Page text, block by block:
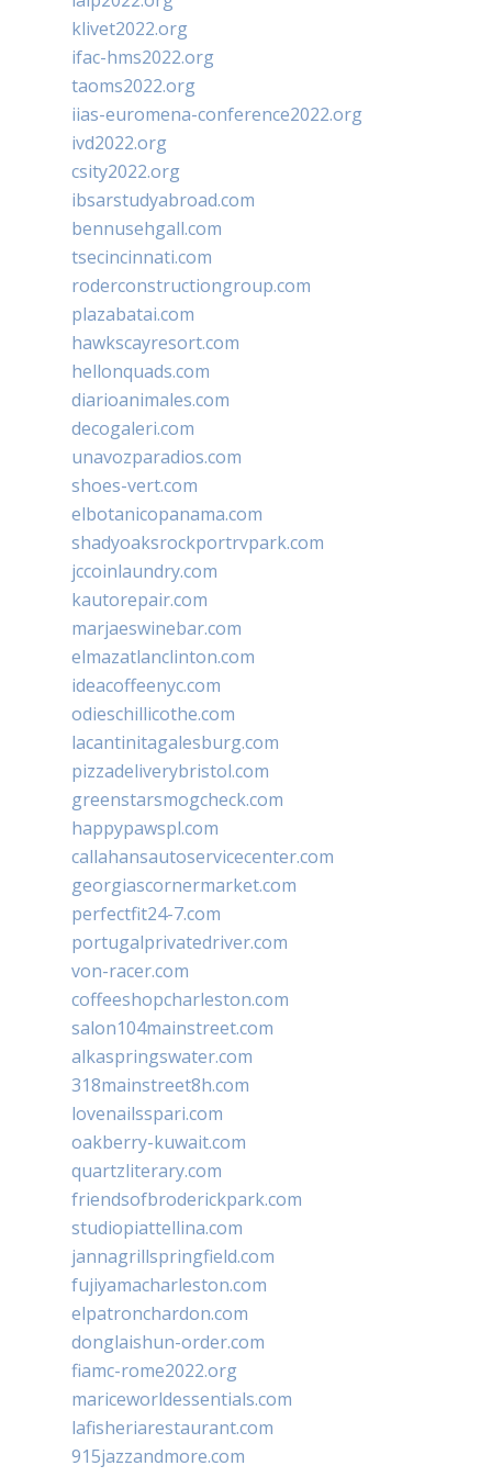
klivet2022.org
ifac-hms2022.org
taoms2022.org
iias-euromena-conference2022.org
ivd2022.org
csity2022.org
ibsarstudyabroad.com
bennusehgall.com
tsecincinnati.com
roderconstructiongroup.com
plazabatai.com
hawkscayresort.com
hellonquads.com
diarioanimales.com
decogaleri.com
unavozparadios.com
shoes-vert.com
elbotanicopanama.com
shadyoaksrockportrvpark.com
jccoinlaundry.com
kautorepair.com
marjaeswinebar.com
elmazatlanclinton.com
ideacoffeenyc.com
odieschillicothe.com
lacantinitagalesburg.com
pizzadeliverybristol.com
greenstarsmogcheck.com
happypawspl.com
callahansautoservicecenter.com
georgiascornermarket.com
perfectfit24-7.com
portugalprivatedriver.com
von-racer.com
coffeeshopcharleston.com
salon104mainstreet.com
alkaspringswater.com
318mainstreet8h.com
lovenailsspari.com
oakberry-kuwait.com
quartzliterary.com
friendsofbroderickpark.com
studiopiattellina.com
jannagrillspringfield.com
fujiyamacharleston.com
elpatronchardon.com
donglaishun-order.com
fiamc-rome2022.org
mariceworldessentials.com
lafisheriarestaurant.com
915jazzandmore.com